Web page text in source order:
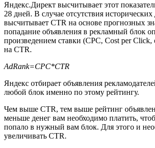
Яндекс.Директ высчитывает этот
28 дней. В случае отсутствия
высчитывает CTR на основе прогнозных
попадание объявления в рекламный блок
произведением ставки (CPC, Cost per Click,
на CTR.
AdRank=CPC*CTR
Яндекс отбирает объявления
любой блок именно по этому рейтингу.
Чем выше CTR, тем выше рейтинг
меньше денег вам необходимо платить,
попало в нужный вам блок. Для этого и
увеличивать CTR.